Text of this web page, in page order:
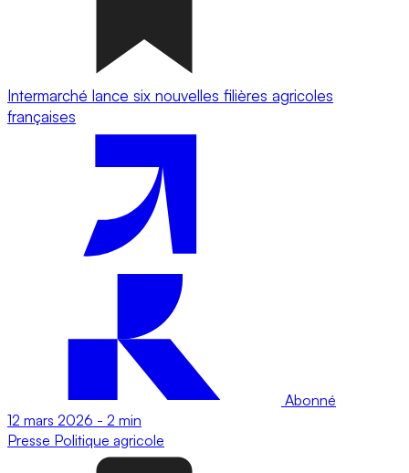
Intermarché lance six nouvelles filières agricoles
françaises
Abonné
12 mars 2026 - 2 min
Presse Politique agricole